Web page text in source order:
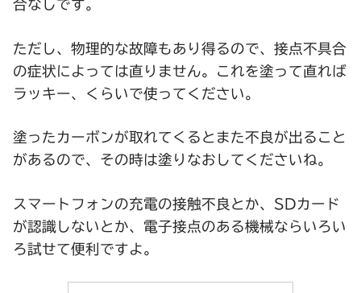
合なしです。
ただし、物理的な故障もあり得るので、接点不具合
の症状によっては直りません。これを塗って直れば
ラッキー、くらいで使ってください。
塗ったカーボンが取れてくるとまた不良が出ること
があるので、その時は塗りなおしてくださいね。
スマートフォンの充電の接触不良とか、SDカード
が認識しないとか、電子接点のある機械ならいろい
ろ試せて便利ですよ。